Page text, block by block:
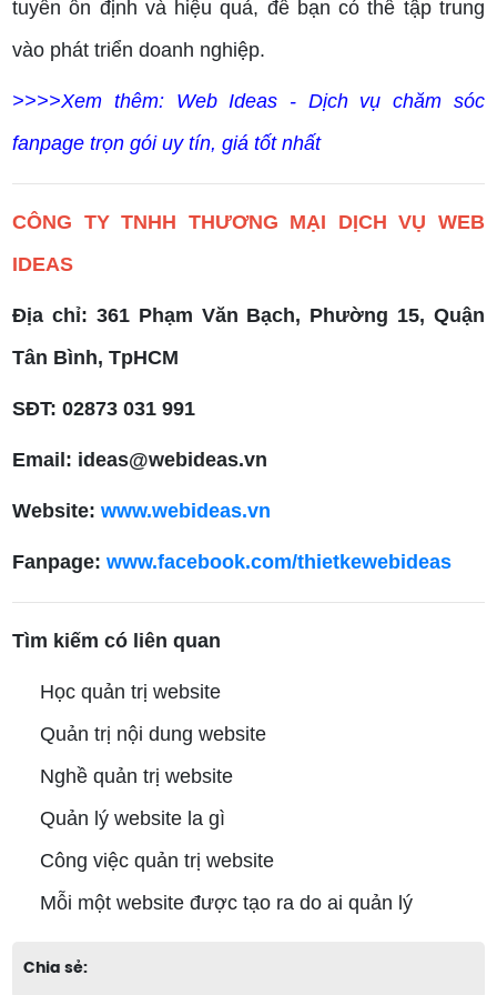
tuyến ổn định và hiệu quả, để bạn có thể tập trung
vào phát triển doanh nghiệp.
>>>>Xem thêm: Web Ideas - Dịch vụ chăm sóc
fanpage trọn gói uy tín, giá tốt nhất
CÔNG TY TNHH THƯƠNG MẠI DỊCH VỤ WEB
IDEAS
Địa chỉ: 361 Phạm Văn Bạch, Phường 15, Quận
Tân Bình, TpHCM
SĐT: 02873 031 991
Email: ideas@webideas.vn
Website:www.webideas.vn
Fanpage:www.facebook.com/thietkewebideas
Tìm kiếm có liên quan
Học quản trị website
Quản trị nội dung website
Nghề quản trị website
Quản lý website la gì
Công việc quản trị website
Mỗi một website được tạo ra do ai quản lý
Chia sẻ: